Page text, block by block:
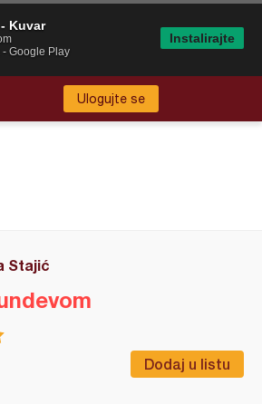
Ulogujte se
Stajić
Dodaj u listu
Kuvar
- Google Play
Instalirajte